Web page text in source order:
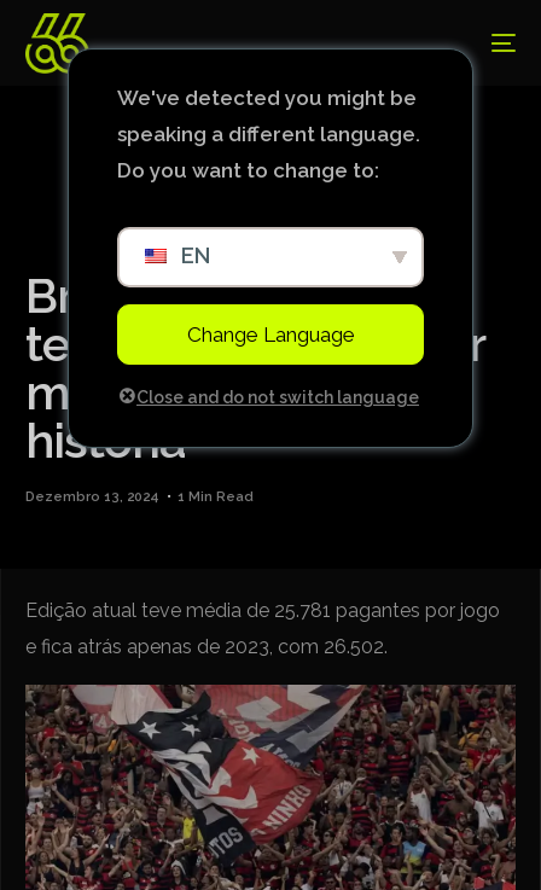
Brasileirão de 2024
tem a segunda maior
média de público da
história
Dezembro 13, 2024 1 Min Read
Edição atual teve média de 25.781 pagantes por jogo
e fica atrás apenas de 2023, com 26.502.
We've detected you might be
speaking a different language.
Do you want to change to:
EN
Change Language
Close and do not switch language